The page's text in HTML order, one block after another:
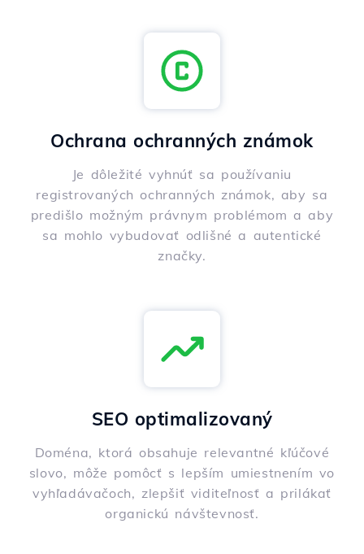
Ochrana ochranných známok
Je dôležité vyhnúť sa používaniu
registrovaných ochranných známok, aby sa
predišlo možným právnym problémom a aby
sa mohlo vybudovať odlišné a autentické
značky.
SEO optimalizovaný
Doména, ktorá obsahuje relevantné kľúčové
slovo, môže pomôcť s lepším umiestnením vo
vyhľadávačoch, zlepšiť viditeľnosť a prilákať
organickú návštevnosť.